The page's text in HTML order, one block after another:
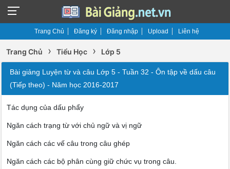
Trang Chủ Đăng ký Đăng nhập Upload Liên hệ
Trang Chủ › Tiểu Học › Lớp 5
Bài giảng Luyện từ và câu Lớp 5 - Tuần 32 - Ôn tập về dấu câu
(Tiếp theo) - Năm học 2016-2017
Tác dụng của dấu phẩy
Ngăn cách trạng từ với chủ ngữ và vị ngữ
Ngăn cách các vế câu trong câu ghép
Ngăn cách các bộ phân cùng giữ chức vụ trong câu.